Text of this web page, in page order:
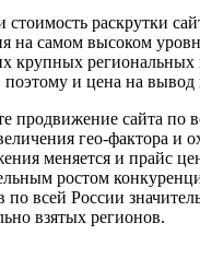
раскрутки
на самом высоком
крупных региональных
и цена на вывод
продвижение сайта по
гео-фактора и
меняется и прайс
ростом
по всей России
взятых регионов.